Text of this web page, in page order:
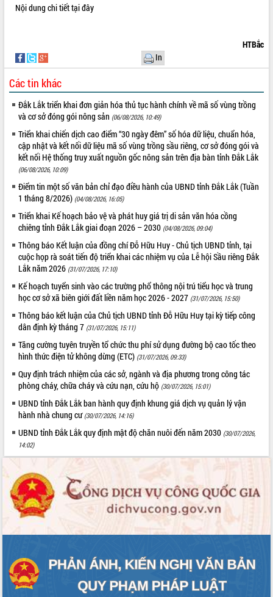
UBND tỉnh Đắk Lắk triển khai nhiệm
quan trọng
Bí thư Tỉnh ủy Lương Nguyễn Minh
Triết thăm, tặng quà người có công với
cách mạng
Rà soát, hoàn thiện hệ thống thiết chế
văn hóa, thể thao đáp ứng yêu cầu
phát triển mới
Thường trực HĐND tỉnh Đắk Lắk gặp
mặt Đoàn chuyên gia y tế TP. Hồ Chí
Minh
Lễ truy điệu và an táng hài cốt liệt sĩ
Bàn giải pháp tháo gỡ khó khăn trong
xuất khẩu sầu riêng và triển khai quy
định EUDR
Thứ trưởng Bộ Nông nghiệp và Môi
trường Nguyễn Hoàng Hiệp khảo sát
vùng trồng và doanh nghiệp đóng gói
sầu riêng tại Đắk Lắk
Trình diễn nghệ thuật chế biến các
món ăn từ sầu riêng
Đắk Lắk công bố Quy hoạch và xúc
tiến đầu tư tỉnh
Ngành cá ngừ Đắk Lắk chủ động thích
ứng để giữ vững thị trường xuất khẩu
Diễn đàn Kinh tế tư nhân Việt Nam đột
phá cơ chế - Hợp tác công tư
cải cách hành chính tỉnh Đắk Lắk
Kết nối tour, đẩy mạnh chuyển đổi số
để phát triển du lịch Đắk Lắk
Khởi động Dự án Đầu tư xây dựng hạ
tầng kỹ thuật Cụm công nghiệp Tân
Tiến
Gặp mặt các cơ quan báo chí nhân Kỷ
Đắk Lắk sơ kết 4 năm triển khai thực
hiện Đề án 06 của Chính phủ
Họp báo thông tin về Hội nghị Công bố
ALBUM ẢNH
LIÊN KẾT WEB
THỐNG KÊ TRUY CẬP
Hôm nay:
23086
Tất cả: 66035826
Nội dung chi tiếttại đây
HTBắc
In
Các tin khác
Đắk Lắk triển khai đơn giản hóa thủ tục hành chính về mã số vùng trồng
và cơ sở đóng gói nông sản (06/08/2026, 10:49)
Triển khai chiến dịch cao điểm “30 ngày đêm” số hóa dữ liệu, chuẩn hóa,
cập nhật và kết nối dữ liệu mã số vùng trồng sầu riêng, cơ sở đóng gói và
kết nối Hệ thống truy xuất nguồn gốc nông sản trên địa bàn tỉnh Đắk Lắk
(06/08/2026, 10:09)
Điểm tin một số văn bản chỉ đạo điều hành của UBND tỉnh Đắk Lắk (Tuần
1 tháng 8/2026) (04/08/2026, 16:05)
Triển khai Kế hoạch bảo vệ và phát huy giá trị di sản văn hóa cồng
chiêng tỉnh Đắk Lắk giai đoạn 2026 – 2030 (04/08/2026, 09:04)
Thông báo Kết luận của đồng chí Đỗ Hữu Huy - Chủ tịch UBND tỉnh, tại
cuộc họp rà soát tiến độ triển khai các nhiệm vụ của Lễ hội Sầu riêng Đắk
Lắk năm 2026 (31/07/2026, 17:10)
Kế hoạch tuyển sinh vào các trường phổ thông nội trú tiểu học và trung
học cơ sở xã biên giới đất liền năm học 2026 - 2027 (31/07/2026, 15:50)
Thông báo kết luận của Chủ tịch UBND tỉnh Đỗ Hữu Huy tại kỳ tiếp công
dân định kỳ tháng 7 (31/07/2026, 15:11)
Tăng cường tuyên truyền tổ chức thu phí sử dụng đường bộ cao tốc theo
hình thức điện tử không dừng (ETC) (31/07/2026, 09:33)
Quy định trách nhiệm của các sở, ngành và địa phương trong công tác
phòng cháy, chữa cháy và cứu nạn, cứu hộ (30/07/2026, 15:01)
UBND tỉnh Đắk Lắk ban hành quy định khung giá dịch vụ quản lý vận
hành nhà chung cư (30/07/2026, 14:16)
UBND tỉnh Đắk Lắk quy định mật độ chăn nuôi đến năm 2030 (30/07/2026,
14:02)